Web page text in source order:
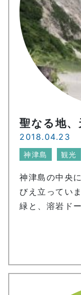
聖なる地、
2018.04.23
神津島 観光
神津島の中央
びえ立ってい
緑と、溶岩ド